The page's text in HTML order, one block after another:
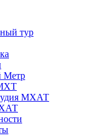
тур
Метр
МХАТ